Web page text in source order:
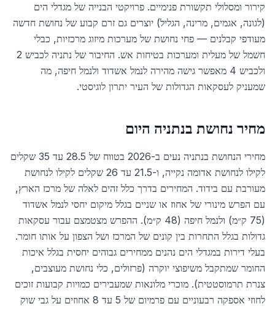
קירור ומסלולי תקשורת פנימיים. פרויקטי הבנייה של מגדלי הים
(לגונה, אגמים, מרינה, הגליל) יוצרים גם זרם קבוע של נחושת חדשה
מעודפי קבלנים — פחי נחושת של מערכות מיזוג מרכזיות, כבלי
חשמל של מעלית ומערכות בטיחות אש. החיבור של נתניה לכביש 2
ולכביש 4 מאפשר גישה מהירה לנמל אשדוד ולנמל חיפה, מה
שמעניק לעסקאות הגדולות של העיר יתרון לוגיסטי.
מחיר נחושת בנתניה היום
מחירי הנחושת בנתניה נעים ב-2026 בטווח של 28.5 עד 35 שקלים
לקילו לנחושת אדומה נקייה, ו-21.5 עד 26 שקלים לקילו לנחושת
מעורבת עם בידוד. המחירים בדרך כלל זהים לאלה של מרכז הארץ,
עם הפרש מינורי של אחוז או שניים בגלל מיקום יחסי לנמל אשדוד
(75 ק״מ) ולנמל חיפה (48 ק״מ). ההפרש מצטמצם עבור עסקאות
גדולות בגלל התחרות בין קונים של המרכז ושל הצפון על אותו חומר.
בעלי דירות במגדלי הים נהנים ממחירים גבוהים יחסית בגלל איכות
החומר שמתקבל משיפוצי יוקרה (פרזולים, כלי נחושת מעוצבים,
צנרת תרמוסטטית). מוכרי מלונאות שמעבירים כמויות קבועות זוכים
לחוזי אספקה רבעוניים עם פרמיום של 5 עד 8 אחוזים על גבי שוק